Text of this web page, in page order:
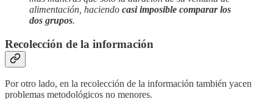
alimentación, haciendo casi imposible comparar los
dos grupos.
Recolección de la información
Por otro lado, en la recolección de la información también yacen
problemas metodológicos no menores.